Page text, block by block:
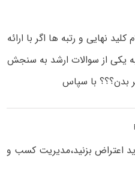
نهایی و رتبه ها اگر با ارائه
یکی از سوالات ارشد به سنجش
بدن؟؟؟ با سپاس
اعتراض بزنید،مدیریت کسب و